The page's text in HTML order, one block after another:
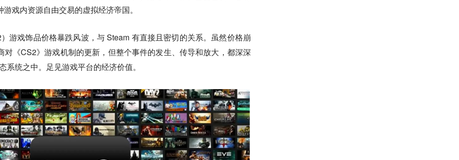
戏内资源自由交易的虚拟经济帝国。
游戏饰品价格暴跌风波，与 Steam 有直接且密切的关系。虽然价格崩
对《CS2》游戏机制的更新，但整个事件的发生、传导和放大，都深深
系统之中。足见游戏平台的经济价值。